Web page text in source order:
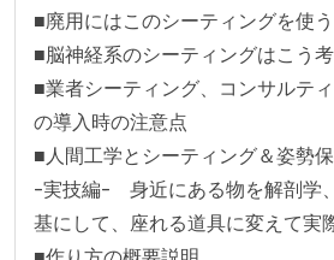
■廃用にはこのシーティングを使う
■脳神経系のシーティングはこう
■業者シーティング、コンサルテ
の導入時の注意点
■人間工学とシーティング＆姿勢
-実技編-　身近にある物を解剖学
基にして、座れる道具に変えて実